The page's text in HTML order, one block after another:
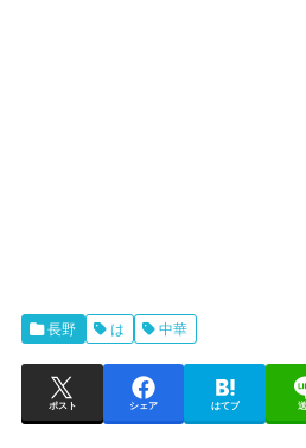
長野 は 中華
ポスト シェア はてブ